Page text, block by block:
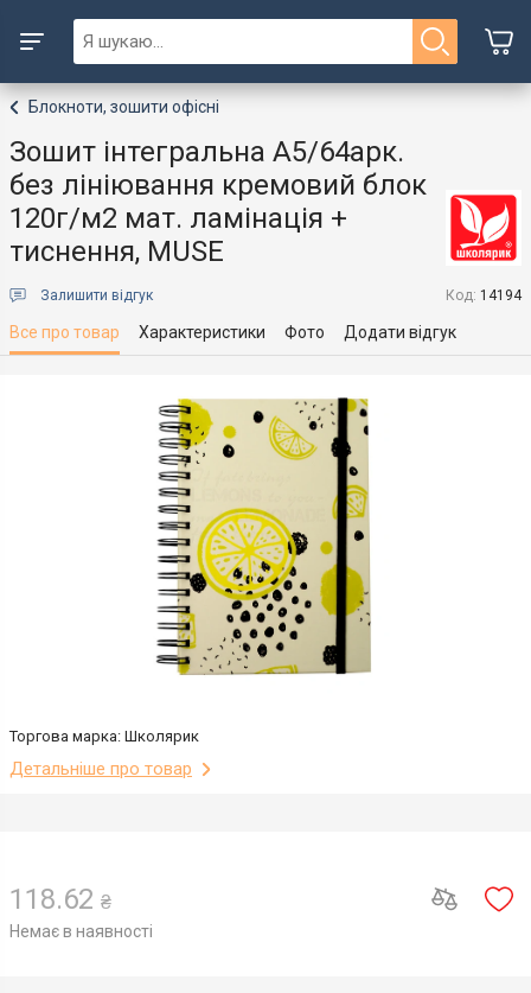
Блокноти, зошити офісні
Зошит інтегральна А5/64арк.
без лініювання кремовий блок
120г/м2 мат. ламінація +
тиснення, MUSE
Залишити відгук Код: 14194
Все про товар Характеристики Фото Додати відгук
Торгова марка: Школярик
Детальніше про товар
118.62 ₴
Немає в наявності